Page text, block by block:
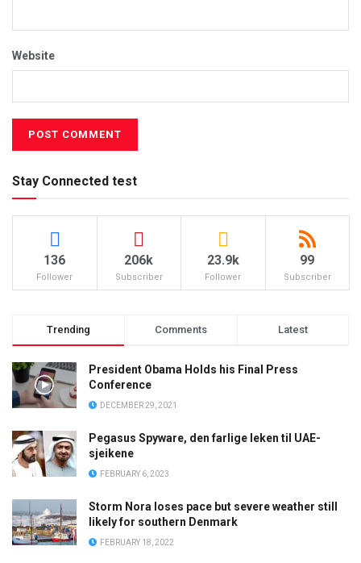
Website
Stay Connected test
136
Follower
206k
Subscriber
23.9k
Follower
99
Subscriber
Trending Comments Latest
President Obama Holds his Final Press
Conference
DECEMBER 29, 2021
Pegasus Spyware, den farlige leken til UAE-
sjeikene
FEBRUARY 6, 2023
Storm Nora loses pace but severe weather still
likely for southern Denmark
FEBRUARY 18, 2022